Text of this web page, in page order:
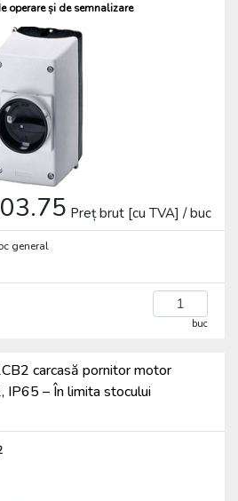
operare și de semnalizare
Preț brut [cu TVA] / buc
general
buc
carcasă pornitor motor
IP65 – În limita stocului